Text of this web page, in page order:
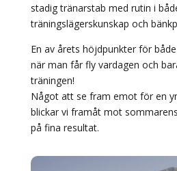
stadig tränarstab med rutin i
träningslägerskunskap och
En av årets höjdpunkter för
när man får fly vardagen och
träningen!
Något att se fram emot för en
blickar vi framåt mot
på fina resultat.